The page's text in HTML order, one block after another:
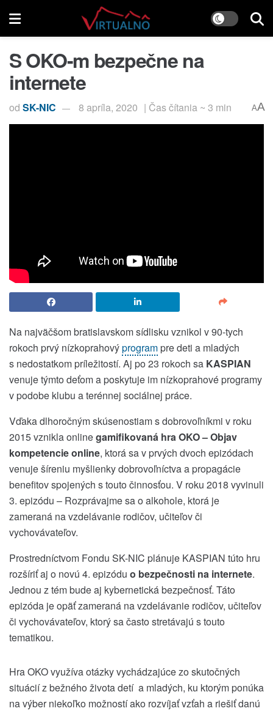
S OKO-m bezpečne na
internete
od SK-NIC 8 apríla, 2020 | Čas čítania ~ 3 min AA
Na najväčšom bratislavskom sídlisku vznikol v 90-tych
rokoch prvý nízkoprahovýprogrampre deti a mladých
s nedostatkom príležitostí. Aj po 23 rokoch sa KASPIAN
venuje týmto deťom a poskytuje im nízkoprahové programy
v podobe klubu a terénnej sociálnej práce.
Vďaka dlhoročným skúsenostiam s dobrovoľníkmi v roku
2015 vznikla onlinegamifikovaná hra OKO – Objav
kompetencie online, ktorá sa v prvých dvoch epizódach
venuje šíreniu myšlienky dobrovoľníctva a propagácie
benefitov spojených s touto činnosťou. V roku 2018 vyvinuli
3. epizódu – Rozprávajme sa o alkohole, ktorá je
zameraná na vzdelávanie rodičov, učiteľov či
vychovávateľov.
Prostredníctvom Fondu SK-NIC plánuje KASPIAN túto hru
rozšíriť aj o novú 4. epizódu o bezpečnosti na internete.
Jednou z tém bude aj kybernetická bezpečnosť. Táto
epizóda je opäť zameraná na vzdelávanie rodičov, učiteľov
či vychovávateľov, ktorý sa často stretávajú s touto
tematikou.
Hra OKO využíva otázky vychádzajúce zo skutočných
situácií z bežného života detí a mladých, ku ktorým ponúka
na výber niekoľko možností ako rozvíjať vzťah a riešiť danú